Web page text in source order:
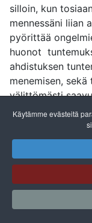
silloin, kun
mennessäni liian
pyörittää
huonot
ahdistuksen
menemisen,
välittömästi
jätän taakseni
Tällä
kokoamaan
Käytämme evästeitä